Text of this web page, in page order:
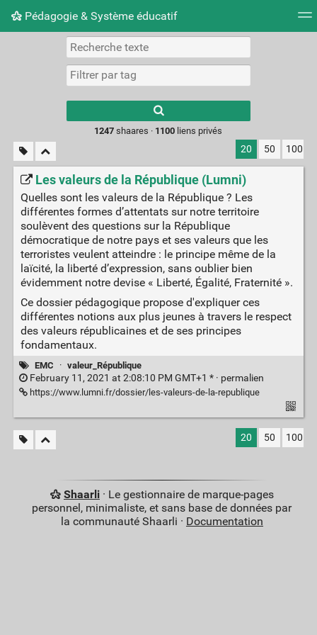
Pédagogie & Système éducatif
Nuage de tags Mur d'images
results.
1247 shaares · 1100 liens privés
20 50 100
Les valeurs de la République (Lumni)
Quelles sont les valeurs de la République ? Les
différentes formes d’attentats sur notre territoire
soulèvent des questions sur la République
démocratique de notre pays et ses valeurs que les
terroristes veulent atteindre : le principe même de la
laïcité, la liberté d’expression, sans oublier bien
évidemment notre devise « Liberté, Égalité, Fraternité ».
Ce dossier pédagogique propose d'expliquer ces
différentes notions aux plus jeunes à travers le respect
des valeurs républicaines et de ses principes
fondamentaux.
EMC · valeur_République
February 11, 2021 at 2:08:10 PM GMT+1 * · permalien
https://www.lumni.fr/dossier/les-valeurs-de-la-republique
20 50 100
Shaarli· Le gestionnaire de marque-pages
personnel, minimaliste, et sans base de données par
la communauté Shaarli · Documentation